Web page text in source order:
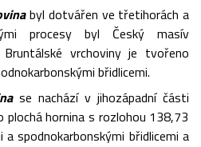
byl dotvářen ve třetihorách a
procesy byl Český masív
vrchoviny je tvořeno
břidlicemi.
se nachází v jihozápadní části
plochá hornina s rozlohou 138,73
spodnokarbonskými břidlicemi a